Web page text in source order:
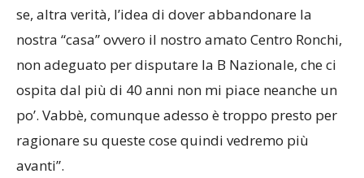
se, altra verità, l’idea di dover abbandonare la
nostra “casa” ovvero il nostro amato Centro Ronchi,
non adeguato per disputare la B Nazionale, che ci
ospita dal più di 40 anni non mi piace neanche un
po’. Vabbè, comunque adesso è troppo presto per
ragionare su queste cose quindi vedremo più
avanti”.